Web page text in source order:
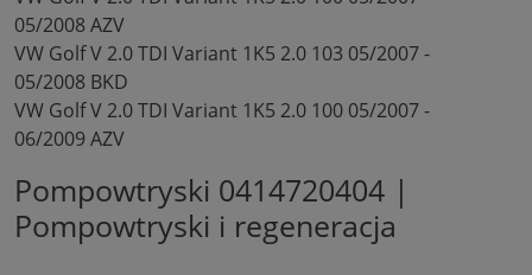
05/2008 AZV
VW Golf V 2.0 TDI Variant 1K5 2.0 103 05/2007 -
05/2008 BKD
VW Golf V 2.0 TDI Variant 1K5 2.0 100 05/2007 -
06/2009 AZV
Pompowtryski 0414720404 |
Pompowtryski i regeneracja